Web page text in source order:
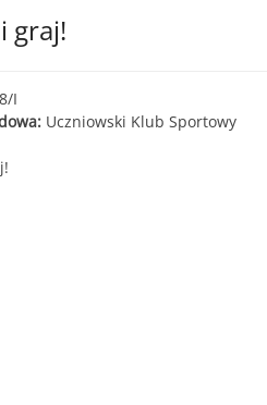
do 5
dla młodych
i
z Dolnego
graj!
I
Uczniowski Klub Sportowy